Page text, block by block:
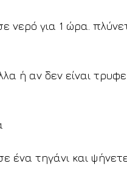
νερό για 1 ώρα.
ή αν δεν είναι
ένα τηγάνι και